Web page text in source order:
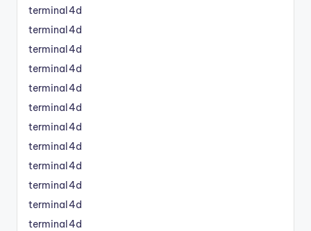
terminal4d
terminal4d
terminal4d
terminal4d
terminal4d
terminal4d
terminal4d
terminal4d
terminal4d
terminal4d
terminal4d
terminal4d